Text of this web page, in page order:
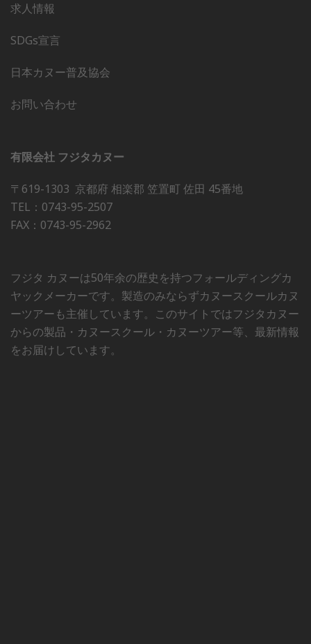
求人情報
SDGs宣言
日本カヌー普及協会
お問い合わせ
有限会社 フジタカヌー
〒619-1303 京都府 相楽郡 笠置町 佐田 45番地
TEL：0743-95-2507
FAX：0743-95-2962
フジタ カヌーは50年余の歴史を持つフォールディングカ
ヤックメーカーです。製造のみならずカヌースクールカヌ
ーツアーも主催しています。このサイトではフジタカヌー
からの製品・カヌースクール・カヌーツアー等、最新情報
をお届けしています。